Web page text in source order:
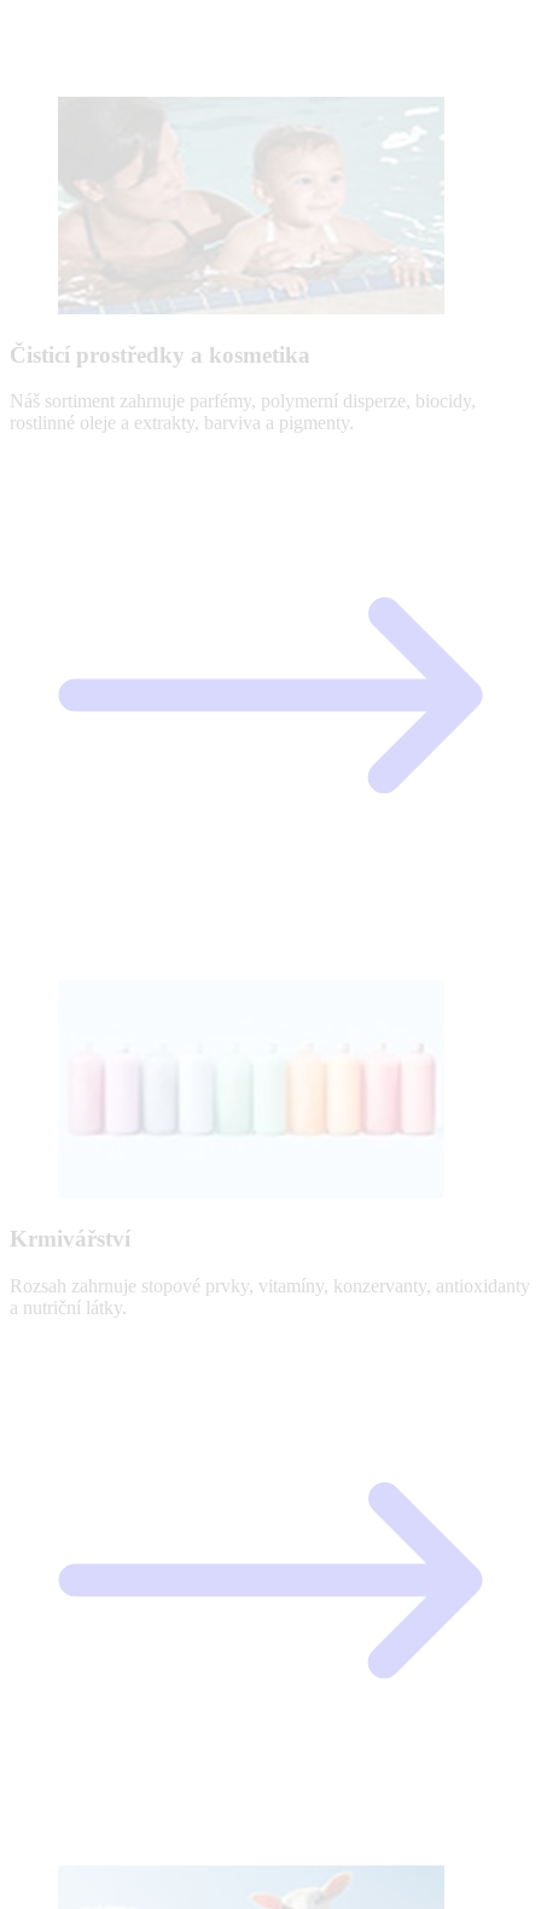
Čisticí prostředky a kosmetika
Náš sortiment zahrnuje parfémy, polymerní disperze, biocidy,
rostlinné oleje a extrakty, barviva a pigmenty.
Krmivářství
Rozsah zahrnuje stopové prvky, vitamíny, konzervanty, antioxidanty
a nutriční látky.